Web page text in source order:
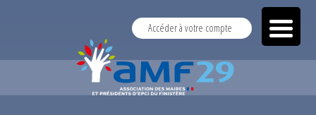
Accéder à votre compte